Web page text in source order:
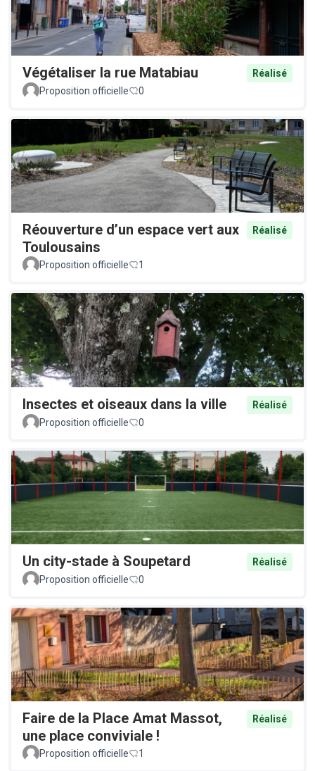
Végétaliser la rue Matabiau
Réalisé
Proposition officielle
0
Réouverture d’un espace vert aux
Toulousains
Réalisé
Proposition officielle 1
Insectes et oiseaux dans la ville
Réalisé
Proposition officielle
0
Un city-stade à Soupetard
Réalisé
Proposition officielle
0
Faire de la Place Amat Massot,
une place conviviale !
Réalisé
Proposition officielle 1